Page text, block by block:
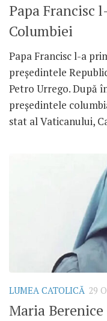
Papa Francisc
Columbiei
Papa Francisc l-a
președintele
Petro Urrego. După
președintele
stat al Vaticanului,
LUMEA CATOLICĂ 29
Maria